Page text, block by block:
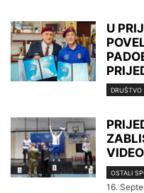
U
DRUŠTVO
OSTALI
16.